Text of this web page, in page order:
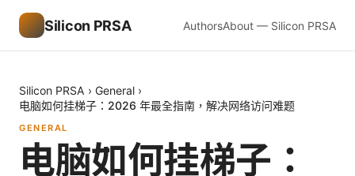
Silicon PRSA AuthorsAbout — Silicon PRSA
Silicon PRSA › General ›
电脑如何挂梯子：2026 年最全指南，解决网络访问难题
GENERAL
电脑如何挂梯子：